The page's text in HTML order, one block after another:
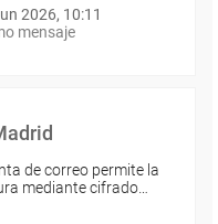
2026, 10:11
mensaje
de correo permite la
mediante cifrado…